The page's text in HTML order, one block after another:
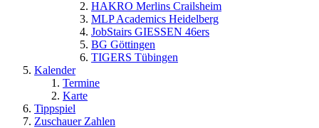
HAKRO Merlins Crailsheim
MLP Academics Heidelberg
JobStairs GIESSEN 46ers
BG Göttingen
TIGERS Tübingen
Kalender
Termine
Karte
Tippspiel
Zuschauer Zahlen